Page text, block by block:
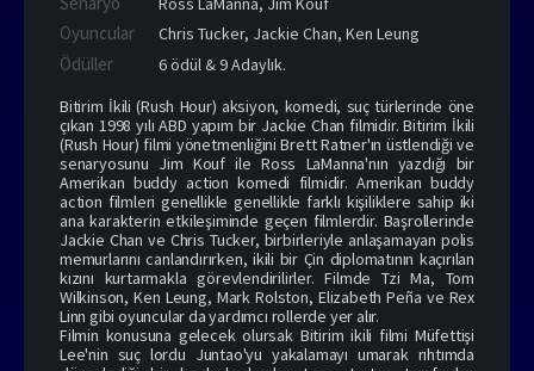
Oyuncular Chris Tucker, Jackie Chan, Ken Leung
Ödüller
6 ödül & 9 Adaylık.
Bitirim İkili (Rush Hour) aksiyon, komedi, suç türlerinde öne
çıkan 1998 yılı ABD yapım bir Jackie Chan filmidir. Bitirim İkili
(Rush Hour) filmi yönetmenliğini Brett Ratner'ın üstlendiği ve
senaryosunu Jim Kouf ile Ross LaManna'nın yazdığı bir
Amerikan buddy action komedi filmidir. Amerikan buddy
action filmleri genellikle genellikle farklı kişiliklere sahip iki
ana karakterin etkileşiminde geçen filmlerdir. Başrollerinde
Jackie Chan ve Chris Tucker, birbirleriyle anlaşamayan polis
memurlarını canlandırırken, ikili bir Çin diplomatının kaçırılan
kızını kurtarmakla görevlendirilirler. Filmde Tzi Ma, Tom
Wilkinson, Ken Leung, Mark Rolston, Elizabeth Peña ve Rex
Linn gibi oyuncular da yardımcı rollerde yer alır.
Filmin konusuna gelecek olursak Bitirim ikili filmi Müfettişi
Lee'nin suç lordu Juntao'yu yakalamayı umarak rıhtımda